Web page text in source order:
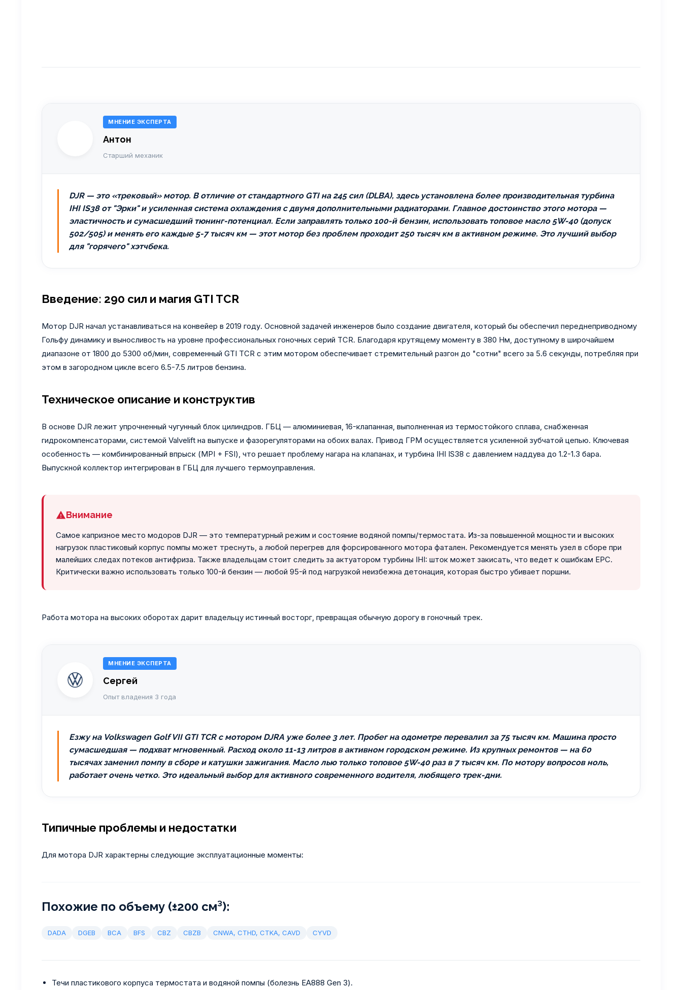
МНЕНИЕ ЭКСПЕРТА
Антон
Старший механик
DJR — это «трековый» мотор. В отличие от стандартного GTI на 245 сил (DLBA), здесь установлена более производительная турбина
IHI IS38 от "Эрки" и усиленная система охлаждения с двумя дополнительными радиаторами. Главное достоинство этого мотора —
эластичность и сумасшедший тюнинг-потенциал. Если заправлять только 100-й бензин, использовать топовое масло 5W-40 (допуск
502/505) и менять его каждые 5-7 тысяч км — этот мотор без проблем проходит 250 тысяч км в активном режиме. Это лучший выбор
для "горячего" хэтчбека.
Введение: 290 сил и магия GTI TCR
Мотор DJR начал устанавливаться на конвейер в 2019 году. Основной задачей инженеров было создание двигателя, который бы обеспечил переднеприводному
Гольфу динамику и выносливость на уровне профессиональных гоночных серий TCR. Благодаря крутящему моменту в 380 Нм, доступному в широчайшем
диапазоне от 1800 до 5300 об/мин, современный GTI TCR с этим мотором обеспечивает стремительный разгон до "сотни" всего за 5.6 секунды, потребляя при
этом в загородном цикле всего 6.5-7.5 литров бензина.
Техническое описание и конструктив
В основе DJR лежит упрочненный чугунный блок цилиндров. ГБЦ — алюминиевая, 16-клапанная, выполненная из термостойкого сплава, снабженная
гидрокомпенсаторами, системой Valvelift на выпуске и фазорегуляторами на обоих валах. Привод ГРМ осуществляется усиленной зубчатой цепью. Ключевая
особенность — комбинированный впрыск (MPI + FSI), что решает проблему нагара на клапанах, и турбина IHI IS38 с давлением наддува до 1.2-1.3 бара.
Выпускной коллектор интегрирован в ГБЦ для лучшего термоуправления.
Внимание
Самое капризное место модоров DJR — это температурный режим и состояние водяной помпы/термостата. Из-за повышенной мощности и высоких
нагрузок пластиковый корпус помпы может треснуть, а любой перегрев для форсированного мотора фатален. Рекомендуется менять узел в сборе при
малейших следах потеков антифриза. Также владельцам стоит следить за актуатором турбины IHI: шток может закисать, что ведет к ошибкам EPC.
Критически важно использовать только 100-й бензин — любой 95-й под нагрузкой неизбежна детонация, которая быстро убивает поршни.
Работа мотора на высоких оборотах дарит владельцу истинный восторг, превращая обычную дорогу в гоночный трек.
МНЕНИЕ ЭКСПЕРТА
Сергей
Опыт владения 3 года
Езжу на Volkswagen Golf VII GTI TCR с мотором DJRA уже более 3 лет. Пробег на одометре перевалил за 75 тысяч км. Машина просто
сумасшедшая — подхват мгновенный. Расход около 11-13 литров в активном городском режиме. Из крупных ремонтов — на 60
тысячах заменил помпу в сборе и катушки зажигания. Масло лью только топовое 5W-40 раз в 7 тысяч км. По мотору вопросов ноль,
работает очень четко. Это идеальный выбор для активного современного водителя, любящего трек-дни.
Типичные проблемы и недостатки
Для мотора DJR характерны следующие эксплуатационные моменты:
Похожие по объему (±200 см³):
DADA DGEB BCA BFS CBZ CBZB CNWA, CTHD, CTKA, CAVD CYVD
Течи пластикового корпуса термостата и водяной помпы (болезнь EA888 Gen 3).